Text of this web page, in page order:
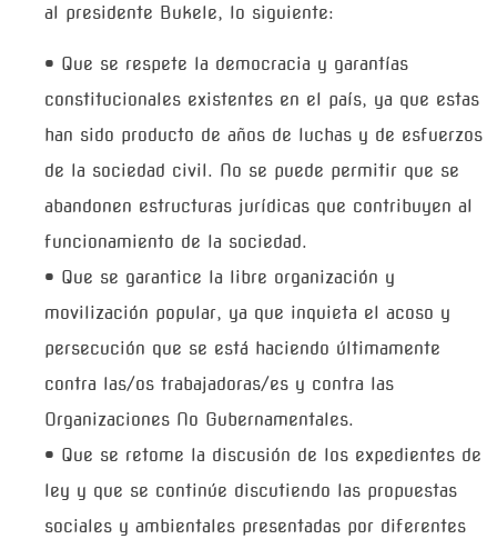
al presidente Bukele, lo siguiente:
• Que se respete la democracia y garantías
constitucionales existentes en el país, ya que estas
han sido producto de años de luchas y de esfuerzos
de la sociedad civil. No se puede permitir que se
abandonen estructuras jurídicas que contribuyen al
funcionamiento de la sociedad.
• Que se garantice la libre organización y
movilización popular, ya que inquieta el acoso y
persecución que se está haciendo últimamente
contra las/os trabajadoras/es y contra las
Organizaciones No Gubernamentales.
• Que se retome la discusión de los expedientes de
ley y que se continúe discutiendo las propuestas
sociales y ambientales presentadas por diferentes